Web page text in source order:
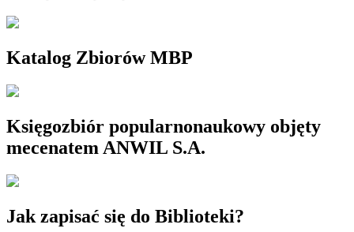
Katalog Zbiorów MBP
Księgozbiór popularnonaukowy objęty
mecenatem ANWIL S.A.
Jak zapisać się do Biblioteki?